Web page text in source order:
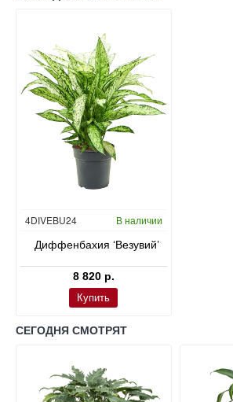
4DIVEBU24 В наличии
Диффенбахия ‘Везувий’
8 820 р.
Купить
СЕГОДНЯ СМОТРЯТ